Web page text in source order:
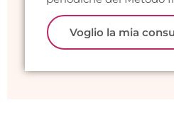
Voglio la mia